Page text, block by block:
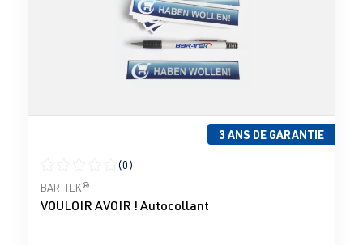
3 ANS DE GARANTIE
Note moyenne de 0 sur 5 étoiles
(0)
BAR-TEK®
VOULOIR AVOIR ! Autocollant